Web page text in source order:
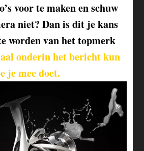
voor te maken en schuw
niet? Dan is dit je kans
worden van het topmerk
onderin het bericht kun
je mee doet.